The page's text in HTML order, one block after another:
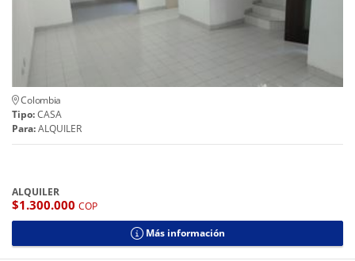
Colombia
Tipo:CASA
Para:ALQUILER
ALQUILER
$1.300.000 COP
Más información